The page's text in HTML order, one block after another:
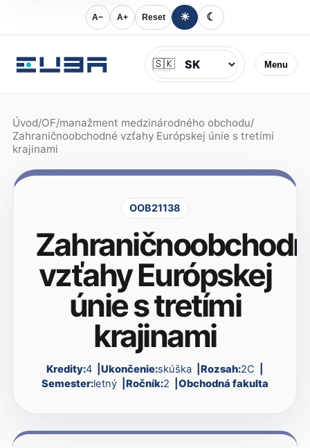
A− A+ Reset ☀ ☾
Menu
Jazyk
🇸🇰
Úvod/OF/manažment medzinárodného obchodu/
Zahraničnoobchodné vzťahy Európskej únie s tretími
krajinami
OOB21138
vzťahy Európskej
únie s tretími
krajinami
Kredity:4 Ukončenie:skúška Rozsah:2C
Semester:letný Ročník:2 Obchodná fakulta